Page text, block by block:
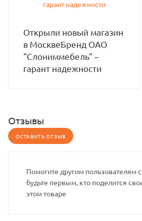
Открыли новый магазин
в МосквеБренд ОАО
"Слониммебель" –
гарант надежности
Отзывы
ОСТАВИТЬ ОТЗЫВ
Помогите другим пользователям
будьте первым, кто поделится
этом товаре